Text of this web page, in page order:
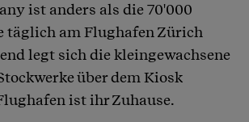
ist anders als die 70'000
täglich am Flughafen Zürich
legt sich die kleingewachsene
über dem Kiosk
ist ihr Zuhause.